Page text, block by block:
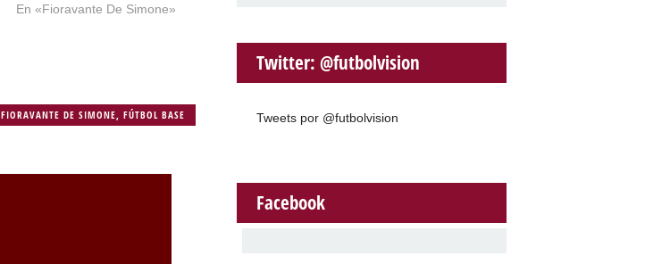
En «Fioravante De Simone»
FIORAVANTE DE SIMONE,FÚTBOL BASE
Twitter: @futbolvision
Tweets por @futbolvision
Facebook